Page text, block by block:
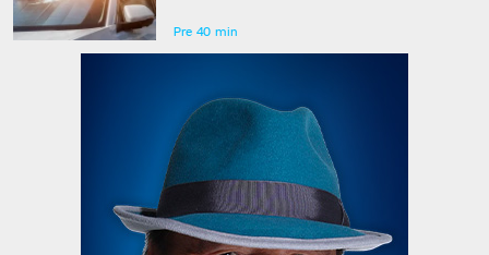
Pre 40 min